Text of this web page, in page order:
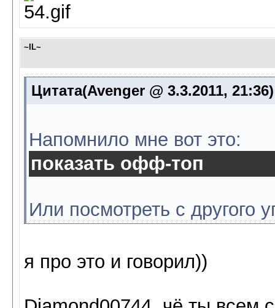
~IL~
Цитата(Avenger @ 3.3.2011,
Напомнило мне вот это:
показать офф-топ
Или посмотреть с другого
я про это и говорил))